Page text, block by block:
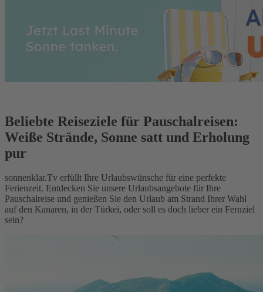
Beliebte Reiseziele für Pauschalreisen:
Weiße Strände, Sonne satt und Erholung
pur
sonnenklar.Tv erfüllt Ihre Urlaubswünsche für eine perfekte
Ferienzeit. Entdecken Sie unsere Urlaubsangebote für Ihre
Pauschalreise und genießen Sie den Urlaub am Strand Ihrer Wahl
auf den Kanaren, in der Türkei, oder soll es doch lieber ein Fernziel
sein?